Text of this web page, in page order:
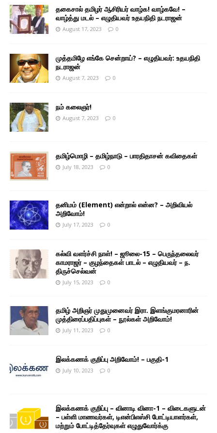
தகைசால் தமிழர் ஆசிரியர் வாழ்க! வாழ்கவே! –
வாழ்த்து மடல் – எழுதியவர் உதயநிதி நடராஜன்
August 17, 2023 0
முத்தமிழே எங்கே சென்றாய்? – எழுதியவர்: உதயநிதி
நடராஜன்
August 7, 2023 0
நம் கலைஞர்!
August 7, 2023 0
தமிழ்மொழி – தமிழ்நாடு – பாரதிதாசன் கவிதைகள்
July 18, 2023 0
தனிமம் (Element) என்றால் என்ன? – அறிவியல்
அறிவோம்!
July 17, 2023 0
கல்வி வளர்ச்சி நாள்! – ஜூலை-15 – பெருந்தலைவர்
காமராஜர் – குழந்தைகள் பாடல் – எழுதியவர் – ந.
திருச்செல்வன்
July 15, 2023 0
தமிழ் அறிஞர் முதுமுனைவர் இரா. இளங்குமரனாரின்
முத்திரைப்பதிப்புகள் – நூல்கள் அறிவோம்!
July 11, 2023 0
இலக்கணக் குறிப்பு அறிவோம்! – பகுதி-1
July 10, 2023 0
இலக்கணக் குறிப்பு – வினாடி வினா-1 – விடைகளுடன்
– பள்ளி மாணவர்கள், டிஎன்பிஎஸ்சி போட்டியாளர்கள்,
மற்றும் போட்டித்தேர்வுகள் எழுதுவோர்க்கு